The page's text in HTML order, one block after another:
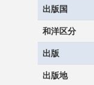
出版国
和洋区分
出版
出版地